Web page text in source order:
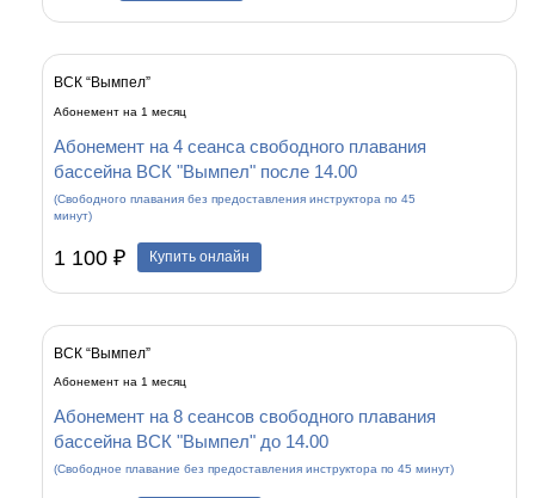
ВСК “Вымпел”
Абонемент на 1 месяц
Абонемент на 4 сеанса свободного плавания
бассейна ВСК "Вымпел" после 14.00
(Свободного плавания без предоставления инструктора по 45
минут)
1 100 ₽ Купить онлайн
ВСК “Вымпел”
Абонемент на 1 месяц
Абонемент на 8 сеансов свободного плавания
бассейна ВСК "Вымпел" до 14.00
(Свободное плавание без предоставления инструктора по 45 минут)